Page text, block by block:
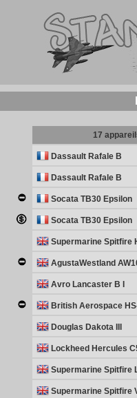
17
Dassault Rafale B
Dassault Rafale B
Socata TB30 Epsilon
Socata TB30 Epsilon
Supermarine Spitfire
AgustaWestland
Avro Lancaster B I
British Aerospace
Douglas Dakota III
Lockheed Hercules
Supermarine Spitfire
Supermarine Spitfire